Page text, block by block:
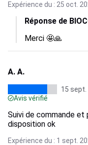
Expérience du : 25 oct.
Réponse de
Merci 🤩🙏
A. A.
15 sept.
Avis vérifié
Suivi de commande et
disposition ok
Expérience du : 1 sept.